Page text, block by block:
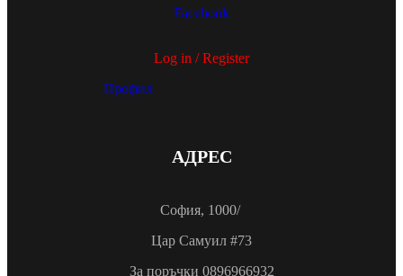
Facebook
Log in / Register
Профил
АДРЕС
София, 1000/
Цар Самуил #73
За поръчки 0896966932